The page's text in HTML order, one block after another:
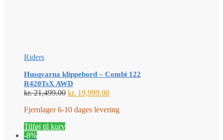
Riders
Husqvarna klippebord – Combi 122
R420TsX AWD
kr.21,499.00 Den
pris
kr. 19,999.00Den
pris
Fjernlager 6-10 dages levering
Tilføj til kurv
-8%